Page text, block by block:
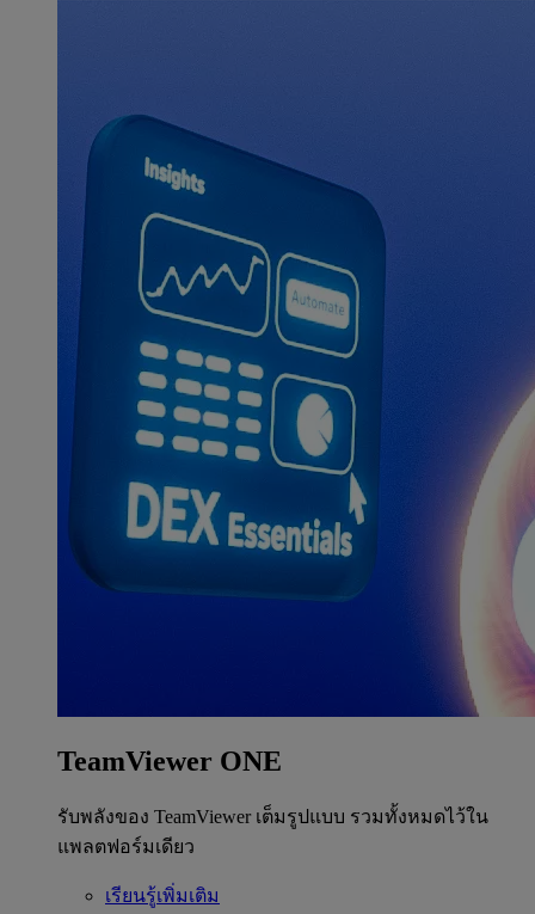
TeamViewer ONE
รับพลังของ TeamViewer เต็มรูปแบบ รวมทั้งหมดไว้ใน
แพลตฟอร์มเดียว
เรียนรู้เพิ่มเติม